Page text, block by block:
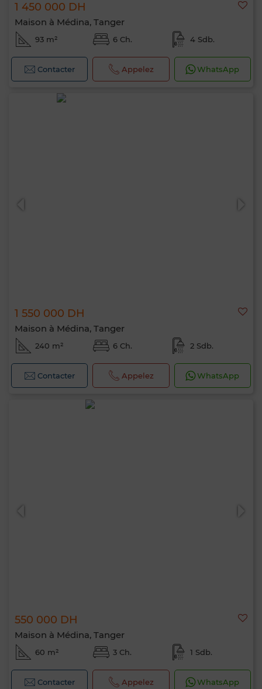
1 450 000 DH
Maison à Médina, Tanger
93 m² 6 Ch. 4 Sdb.
Contacter Appelez WhatsApp
1 550 000 DH
Maison à Médina, Tanger
240 m² 6 Ch. 2 Sdb.
Contacter Appelez WhatsApp
550 000 DH
Maison à Médina, Tanger
60 m² 3 Ch. 1 Sdb.
Contacter Appelez WhatsApp